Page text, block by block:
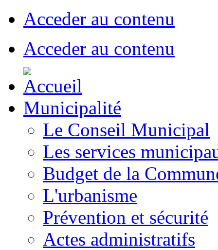
Acceder au contenu
Acceder au contenu
Municipalité
Le Conseil Municipal
Les services
Budget de la
L'urbanisme
Prévention et sécurité
Actes administratifs